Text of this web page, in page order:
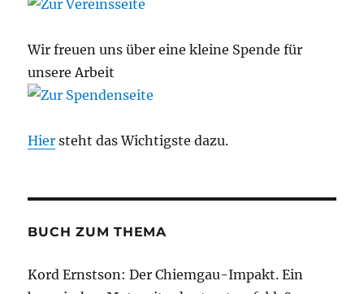
Wir freuen uns über eine kleine Spende für
unsere Arbeit
Hier steht das Wichtigste dazu.
BUCH ZUM THEMA
Kord Ernstson: Der Chiemgau-Impakt. Ein